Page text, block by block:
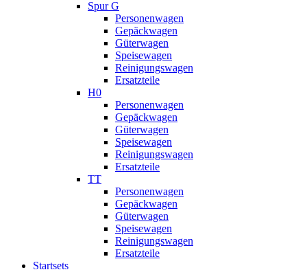
Spur G
Personenwagen
Gepäckwagen
Güterwagen
Speisewagen
Reinigungswagen
Ersatzteile
H0
Personenwagen
Gepäckwagen
Güterwagen
Speisewagen
Reinigungswagen
Ersatzteile
TT
Personenwagen
Gepäckwagen
Güterwagen
Speisewagen
Reinigungswagen
Ersatzteile
Startsets